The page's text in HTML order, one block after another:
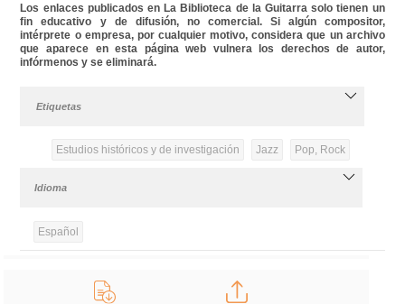
Los enlaces publicados en La Biblioteca de la Guitarra solo tienen un
fin educativo y de difusión, no comercial. Si algún compositor,
intérprete o empresa, por cualquier motivo, considera que un archivo
que aparece en esta página web vulnera los derechos de autor,
infórmenos y se eliminará.
Etiquetas
Estudios históricos y de investigación Jazz Pop, Rock
Idioma
Español